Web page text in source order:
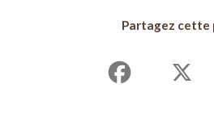
Partagez cette